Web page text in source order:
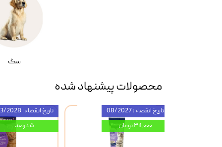
سگ
محصولات پیشنهاد شده
تاریخ انقضاء : 03/2028
۵ درصد
تاریخ انقضاء : 08/2027
۳۱۱,۰۰۰ تومان